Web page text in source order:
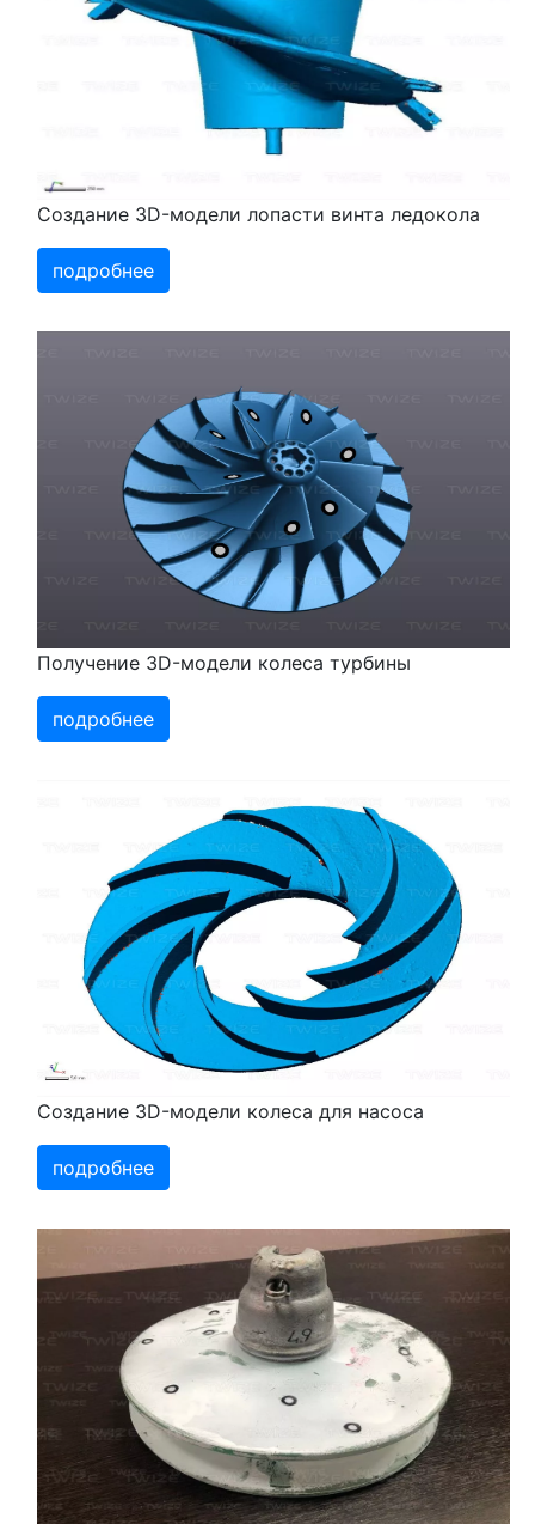
Создание 3D-модели лопасти винта ледокола
подробнее
Получение 3D-модели колеса турбины
подробнее
Создание 3D-модели колеса для насоса
подробнее